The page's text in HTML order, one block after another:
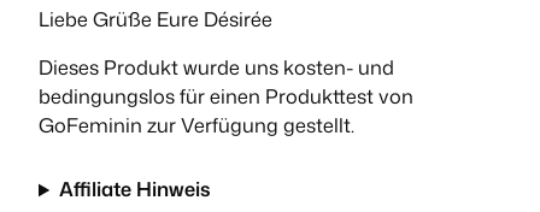
Liebe Grüße Eure Désirée
Dieses Produkt wurde uns kosten- und
bedingungslos für einen Produkttest von
GoFeminin zur Verfügung gestellt.
Affiliate Hinweis